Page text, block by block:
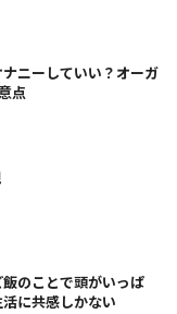
ニーしていい？オーガ
点
のことで頭がいっぱ
に共感しかない